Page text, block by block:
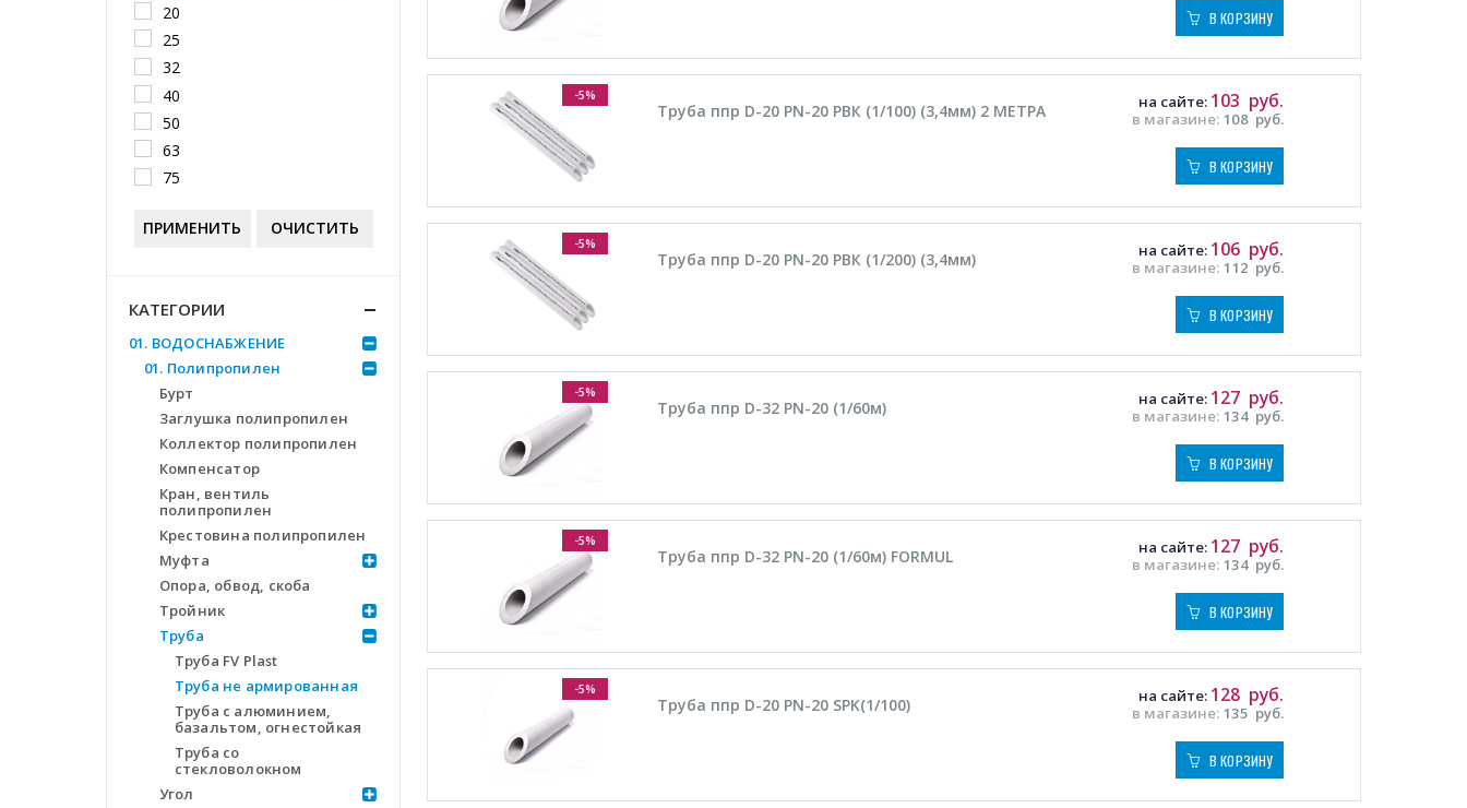
В КОРЗИНУ
-5%
Труба ппр D-20 PN-20 РВК (1/100) (3,4мм) 2 МЕТРА в магазине: 108 руб.
на сайте: 103 руб.
В КОРЗИНУ
-5%
Труба ппр D-20 PN-20 РВК (1/200) (3,4мм) в магазине: 112 руб.
на сайте: 106 руб.
В КОРЗИНУ
-5%
Труба ппр D-32 PN-20 (1/60м) в магазине: 134 руб.
на сайте: 127 руб.
В КОРЗИНУ
-5%
Труба ппр D-32 PN-20 (1/60м) FORMUL в магазине: 134 руб.
на сайте: 127 руб.
В КОРЗИНУ
-5%
Труба ппр D-20 PN-20 SPK(1/100) в магазине: 135 руб.
на сайте: 128 руб.
В КОРЗИНУ
20
25
32
40
50
63
75
ПРИМЕНИТЬ ОЧИСТИТЬ
КАТЕГОРИИ
01. ВОДОСНАБЖЕНИЕ
01. Полипропилен
Бурт
Заглушка полипропилен
Коллектор полипропилен
Компенсатор
Кран, вентиль
полипропилен
Крестовина полипропилен
Муфта
Опора, обвод, скоба
Тройник
Труба
Труба FV Plast
Труба не армированная
Труба с алюминием,
базальтом, огнестойкая
Труба со
стекловолокном
Угол